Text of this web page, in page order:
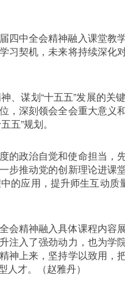
中全会精神融入课堂教
契机，未来将持续深化
谋划“十五五”发展的
深刻领会全会重大意义
”规划。
政治自觉和使命担当，
推动党的创新理论进课
应用，提升师生互动质
精神融入具体课程内容
入了强劲动力，也为学
上来，坚持学以致用，
才。（赵雅丹）